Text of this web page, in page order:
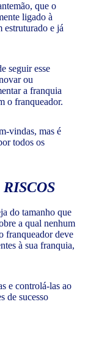
que o
ligado à
estruturado e já
seguir esse
ou
a franquia
o franqueador.
vindas, mas é
todos os
do tamanho que
a qual nenhum
franqueador deve
à sua franquia,
e controlá-las ao
de sucesso